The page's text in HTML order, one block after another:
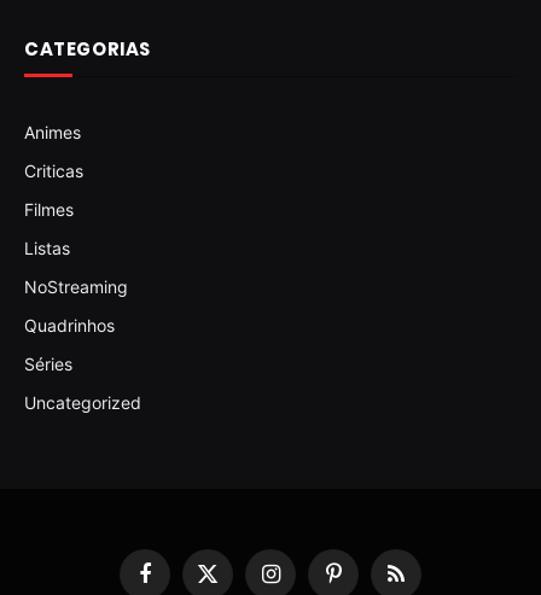
CATEGORIAS
Animes
Criticas
Filmes
Listas
NoStreaming
Quadrinhos
Séries
Uncategorized
Facebook
X InstagramPinterestRSS